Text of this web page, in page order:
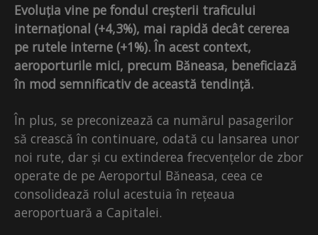
Evoluția vine pe fondul creșterii traficului
internațional (+4,3%), mai rapidă decât cererea
pe rutele interne (+1%). În acest context,
aeroporturile mici, precum Băneasa, beneficiază
în mod semnificativ de această tendință.
În plus, se preconizează ca numărul pasagerilor
să crească în continuare, odată cu lansarea unor
noi rute, dar și cu extinderea frecvențelor de zbor
operate de pe Aeroportul Băneasa, ceea ce
consolidează rolul acestuia în rețeaua
aeroportuară a Capitalei.